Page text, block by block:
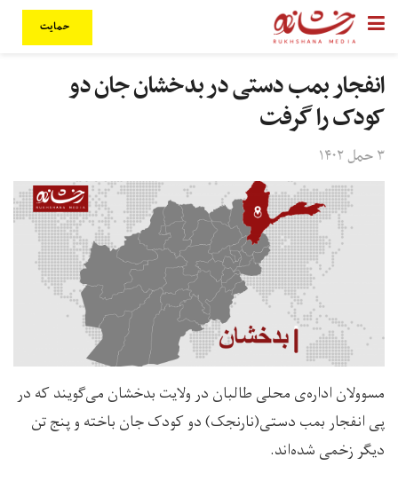
حمایت
انفجار بمب دستی در بدخشان جان دو
کودک را گرفت
۳ حمل ۱۴۰۲
مسوولان اداره‌ی محلی طالبان در ولایت بدخشان می‌گویند که در
پی انفجار بمب دستی(نارنجک) دو کودک جان باخته و پنج تن
دیگر زخمی شده‌اند.